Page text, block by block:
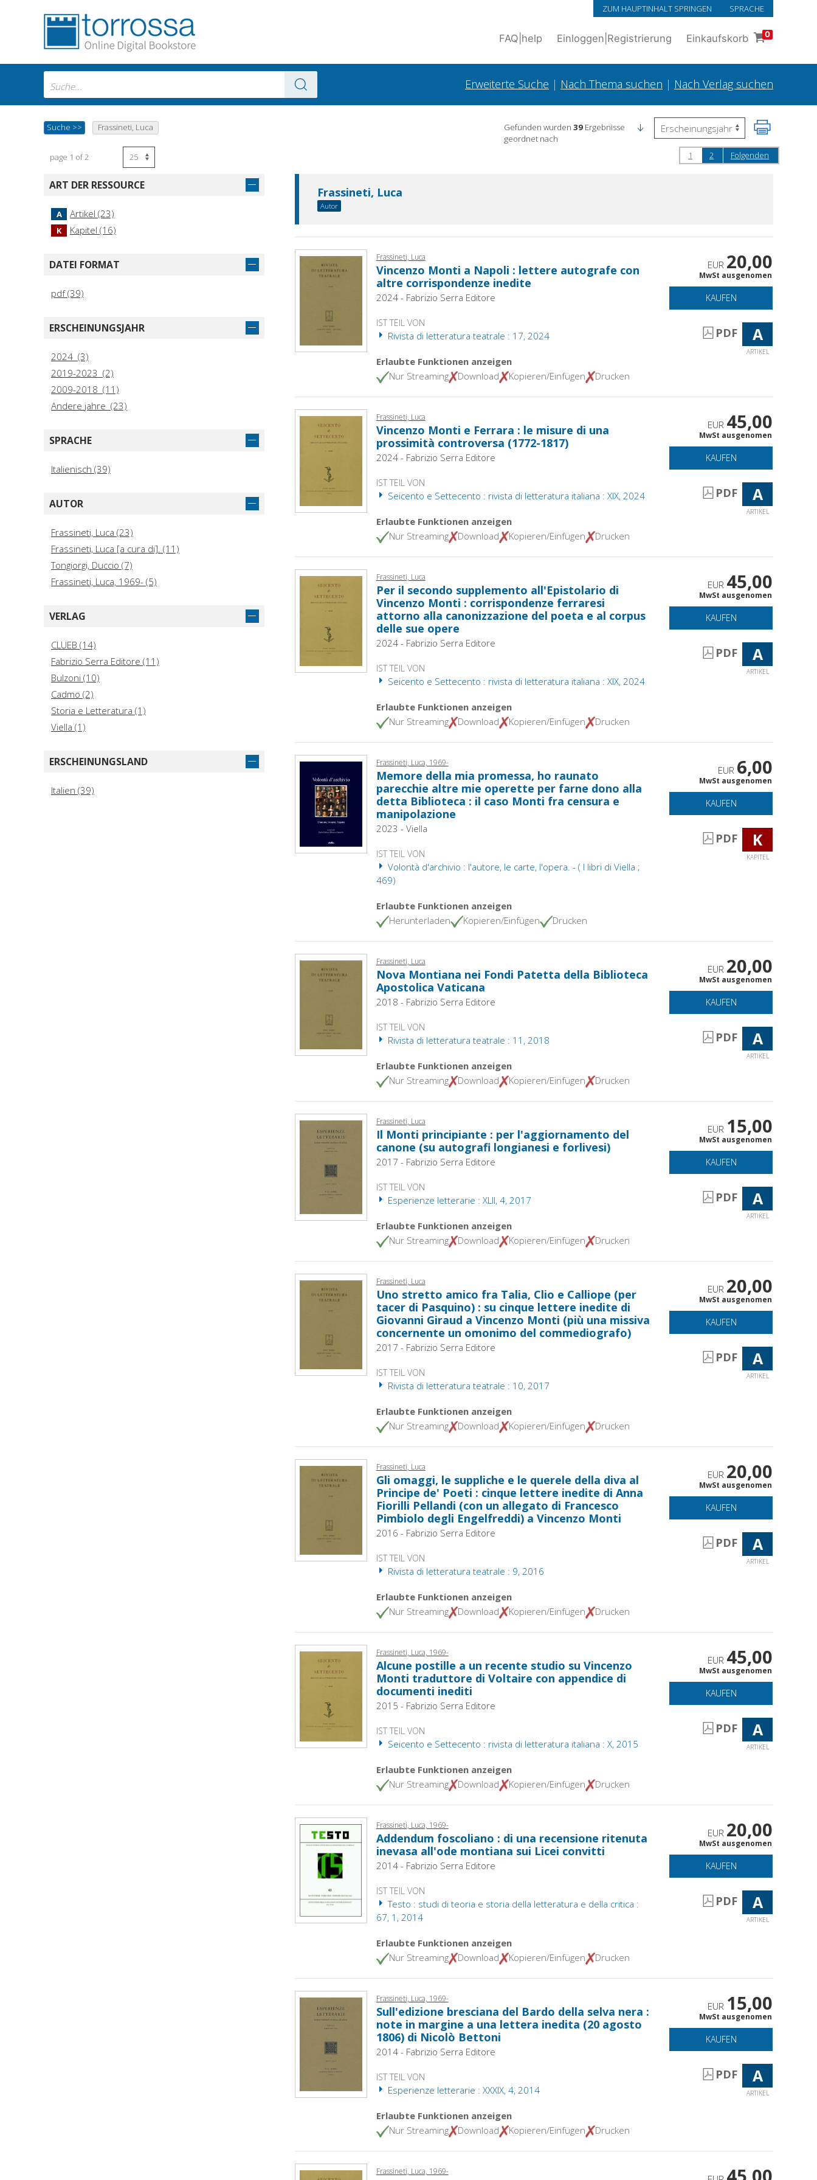
ZUM HAUPTINHALT SPRINGEN SPRACHE
FAQ help Einloggen Registrierung Einkaufskorb 0
Erweiterte Suche | Nach Thema suchen | Nach Verlag suchen
Suche >> Frassineti, Luca Gefunden wurden 39 Ergebnisse
geordnet nach
page 1 of 2
1 2 Folgenden
ART DER RESSOURCE
A Artikel (23)
K Kapitel (16)
DATEI FORMAT
pdf (39)
ERSCHEINUNGSJAHR
2024 (3)
2019-2023 (2)
2009-2018 (11)
Andere jahre (23)
SPRACHE
Italienisch (39)
AUTOR
Frassineti, Luca (23)
Frassineti, Luca [a cura di]. (11)
Tongiorgi, Duccio (7)
Frassineti, Luca, 1969- (5)
VERLAG
CLUEB (14)
Fabrizio Serra Editore (11)
Bulzoni (10)
Cadmo (2)
Storia e Letteratura (1)
Viella (1)
ERSCHEINUNGSLAND
Italien (39)
Frassineti, Luca
Autor
Frassineti, Luca
Vincenzo Monti a Napoli : lettere autografe con
altre corrispondenze inedite
2024 - Fabrizio Serra Editore
IST TEIL VON
Rivista di letteratura teatrale : 17, 2024
Erlaubte Funktionen anzeigen
Nur Streaming
Download Kopieren/Einfügen Drucken
EUR 20,00
MwSt ausgenomen
KAUFEN
PDF A
ARTIKEL
Frassineti, Luca
Vincenzo Monti e Ferrara : le misure di una
prossimità controversa (1772-1817)
2024 - Fabrizio Serra Editore
IST TEIL VON
Seicento e Settecento : rivista di letteratura italiana : XIX, 2024
Erlaubte Funktionen anzeigen
Nur Streaming
Download Kopieren/Einfügen Drucken
EUR 45,00
MwSt ausgenomen
KAUFEN
PDF A
ARTIKEL
Frassineti, Luca
Per il secondo supplemento all'Epistolario di
Vincenzo Monti : corrispondenze ferraresi
attorno alla canonizzazione del poeta e al corpus
delle sue opere
2024 - Fabrizio Serra Editore
IST TEIL VON
Seicento e Settecento : rivista di letteratura italiana : XIX, 2024
Erlaubte Funktionen anzeigen
Nur Streaming
Download Kopieren/Einfügen Drucken
EUR 45,00
MwSt ausgenomen
KAUFEN
PDF A
ARTIKEL
Frassineti, Luca, 1969-
Memore della mia promessa, ho raunato
parecchie altre mie operette per farne dono alla
detta Biblioteca : il caso Monti fra censura e
manipolazione
2023 - Viella
IST TEIL VON
Volontà d'archivio : l'autore, le carte, l'opera. - ( I libri di Viella ;
469)
Erlaubte Funktionen anzeigen
Herunterladen
Kopieren/Einfügen Drucken
EUR 6,00
MwSt ausgenomen
KAUFEN
PDF K
KAPITEL
Frassineti, Luca
Nova Montiana nei Fondi Patetta della Biblioteca
Apostolica Vaticana
2018 - Fabrizio Serra Editore
IST TEIL VON
Rivista di letteratura teatrale : 11, 2018
Erlaubte Funktionen anzeigen
Nur Streaming
Download Kopieren/Einfügen Drucken
EUR 20,00
MwSt ausgenomen
KAUFEN
PDF A
ARTIKEL
Frassineti, Luca
Il Monti principiante : per l'aggiornamento del
canone (su autografi longianesi e forlivesi)
2017 - Fabrizio Serra Editore
IST TEIL VON
Esperienze letterarie : XLII, 4, 2017
Erlaubte Funktionen anzeigen
Nur Streaming
Download Kopieren/Einfügen Drucken
EUR 15,00
MwSt ausgenomen
KAUFEN
PDF A
ARTIKEL
Frassineti, Luca
Uno stretto amico fra Talia, Clio e Calliope (per
tacer di Pasquino) : su cinque lettere inedite di
Giovanni Giraud a Vincenzo Monti (più una missiva
concernente un omonimo del commediografo)
2017 - Fabrizio Serra Editore
IST TEIL VON
Rivista di letteratura teatrale : 10, 2017
Erlaubte Funktionen anzeigen
Nur Streaming
Download Kopieren/Einfügen Drucken
EUR 20,00
MwSt ausgenomen
KAUFEN
PDF A
ARTIKEL
Frassineti, Luca
Gli omaggi, le suppliche e le querele della diva al
Principe de' Poeti : cinque lettere inedite di Anna
Fiorilli Pellandi (con un allegato di Francesco
Pimbiolo degli Engelfreddi) a Vincenzo Monti
2016 - Fabrizio Serra Editore
IST TEIL VON
Rivista di letteratura teatrale : 9, 2016
Erlaubte Funktionen anzeigen
Nur Streaming
Download Kopieren/Einfügen Drucken
EUR 20,00
MwSt ausgenomen
KAUFEN
PDF A
ARTIKEL
Frassineti, Luca, 1969-
Alcune postille a un recente studio su Vincenzo
Monti traduttore di Voltaire con appendice di
documenti inediti
2015 - Fabrizio Serra Editore
IST TEIL VON
Seicento e Settecento : rivista di letteratura italiana : X, 2015
Erlaubte Funktionen anzeigen
Nur Streaming
Download Kopieren/Einfügen Drucken
EUR 45,00
MwSt ausgenomen
KAUFEN
PDF A
ARTIKEL
Frassineti, Luca, 1969-
Addendum foscoliano : di una recensione ritenuta
inevasa all'ode montiana sui Licei convitti
2014 - Fabrizio Serra Editore
IST TEIL VON
Testo : studi di teoria e storia della letteratura e della critica :
67, 1, 2014
Erlaubte Funktionen anzeigen
Nur Streaming
Download Kopieren/Einfügen Drucken
EUR 20,00
MwSt ausgenomen
KAUFEN
PDF A
ARTIKEL
Frassineti, Luca, 1969-
Sull'edizione bresciana del Bardo della selva nera :
note in margine a una lettera inedita (20 agosto
1806) di Nicolò Bettoni
2014 - Fabrizio Serra Editore
IST TEIL VON
Esperienze letterarie : XXXIX, 4, 2014
Erlaubte Funktionen anzeigen
Nur Streaming
Download Kopieren/Einfügen Drucken
EUR 15,00
MwSt ausgenomen
KAUFEN
PDF A
ARTIKEL
Frassineti, Luca, 1969-